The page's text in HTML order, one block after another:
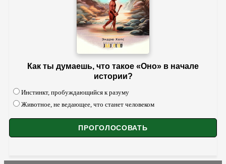
Как ты думаешь, что такое «Оно» в начале
истории?
Инстинкт, пробуждающийся к разуму
Животное, не ведающее, что станет человеком